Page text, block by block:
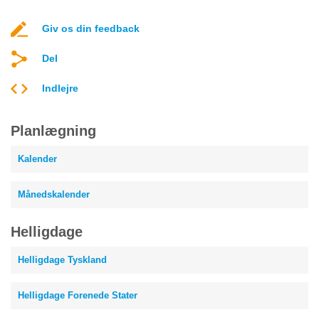
Giv os din feedback
Del
Indlejre
Planlægning
Kalender
Månedskalender
Helligdage
Helligdage Tyskland
Helligdage Forenede Stater